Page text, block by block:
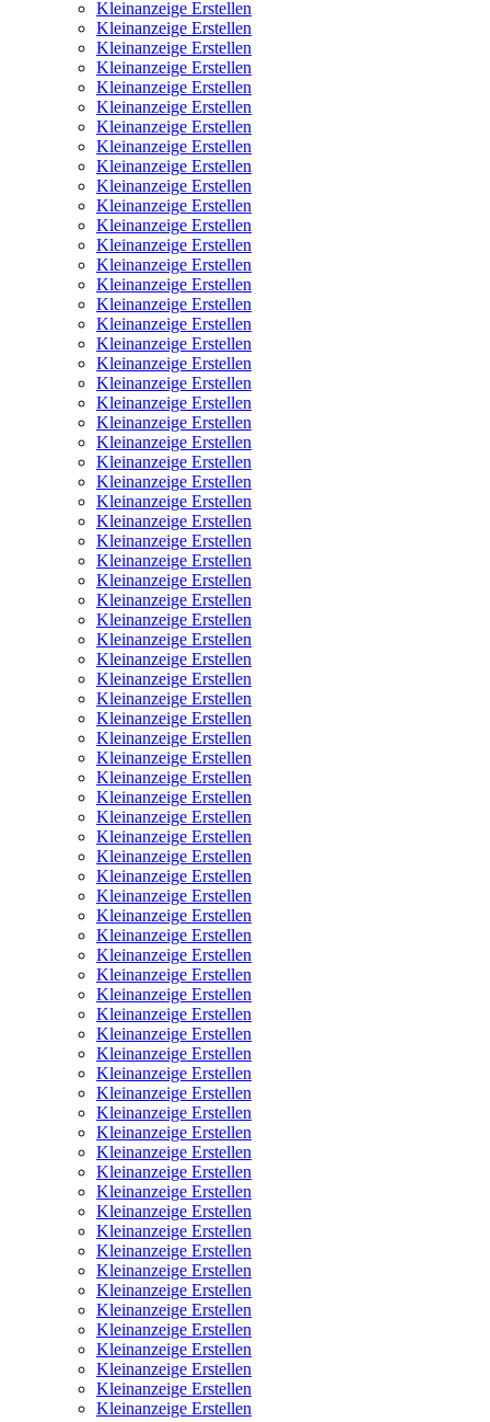
Kleinanzeige Erstellen
Kleinanzeige Erstellen
Kleinanzeige Erstellen
Kleinanzeige Erstellen
Kleinanzeige Erstellen
Kleinanzeige Erstellen
Kleinanzeige Erstellen
Kleinanzeige Erstellen
Kleinanzeige Erstellen
Kleinanzeige Erstellen
Kleinanzeige Erstellen
Kleinanzeige Erstellen
Kleinanzeige Erstellen
Kleinanzeige Erstellen
Kleinanzeige Erstellen
Kleinanzeige Erstellen
Kleinanzeige Erstellen
Kleinanzeige Erstellen
Kleinanzeige Erstellen
Kleinanzeige Erstellen
Kleinanzeige Erstellen
Kleinanzeige Erstellen
Kleinanzeige Erstellen
Kleinanzeige Erstellen
Kleinanzeige Erstellen
Kleinanzeige Erstellen
Kleinanzeige Erstellen
Kleinanzeige Erstellen
Kleinanzeige Erstellen
Kleinanzeige Erstellen
Kleinanzeige Erstellen
Kleinanzeige Erstellen
Kleinanzeige Erstellen
Kleinanzeige Erstellen
Kleinanzeige Erstellen
Kleinanzeige Erstellen
Kleinanzeige Erstellen
Kleinanzeige Erstellen
Kleinanzeige Erstellen
Kleinanzeige Erstellen
Kleinanzeige Erstellen
Kleinanzeige Erstellen
Kleinanzeige Erstellen
Kleinanzeige Erstellen
Kleinanzeige Erstellen
Kleinanzeige Erstellen
Kleinanzeige Erstellen
Kleinanzeige Erstellen
Kleinanzeige Erstellen
Kleinanzeige Erstellen
Kleinanzeige Erstellen
Kleinanzeige Erstellen
Kleinanzeige Erstellen
Kleinanzeige Erstellen
Kleinanzeige Erstellen
Kleinanzeige Erstellen
Kleinanzeige Erstellen
Kleinanzeige Erstellen
Kleinanzeige Erstellen
Kleinanzeige Erstellen
Kleinanzeige Erstellen
Kleinanzeige Erstellen
Kleinanzeige Erstellen
Kleinanzeige Erstellen
Kleinanzeige Erstellen
Kleinanzeige Erstellen
Kleinanzeige Erstellen
Kleinanzeige Erstellen
Kleinanzeige Erstellen
Kleinanzeige Erstellen
Kleinanzeige Erstellen
Kleinanzeige Erstellen